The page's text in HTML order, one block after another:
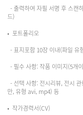
- 출력하여 자필 서명 후 스캔
드)
• 포트폴리오
- 표지포함 10장 이내(파일 유
- 필수 사항: 작품 이미지(5개
- 선택 사항: 전시리뷰, 전시
만, 유형 avi, mp4) 등
• 작가경력서(CV)